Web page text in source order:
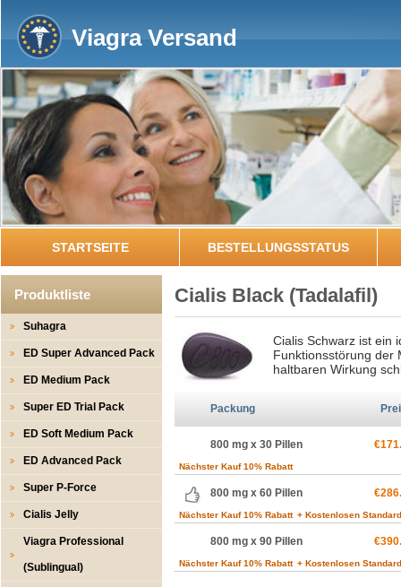
Viagra Versand
STARTSEITE BESTELLUNGSSTATUS
Produktliste
Suhagra
ED Super Advanced Pack
ED Medium Pack
Super ED Trial Pack
ED Soft Medium Pack
ED Advanced Pack
Super P-Force
Cialis Jelly
Viagra Professional
(Sublingual)
Cialis Black (Tadalafil)
Cialis Schwarz ist ein
Funktionsstörung der
haltbaren Wirkung
Packung
800 mg x 30 Pillen
Nächster Kauf 10% Rabatt
800 mg x 60 Pillen
Nächster Kauf 10% Rabatt + Kostenlosen
800 mg x 90 Pillen
Nächster Kauf 10% Rabatt + Kostenlosen